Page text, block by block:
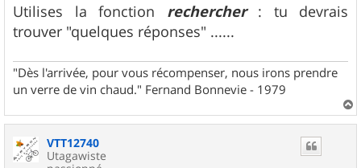
Utilises la fonction rechercher: tu devrais
trouver "quelques réponses" ......
"Dès l'arrivée, pour vous récompenser, nous irons prendre
un verre de vin chaud." Fernand Bonnevie - 1979
a
VTT12740
Utagawiste